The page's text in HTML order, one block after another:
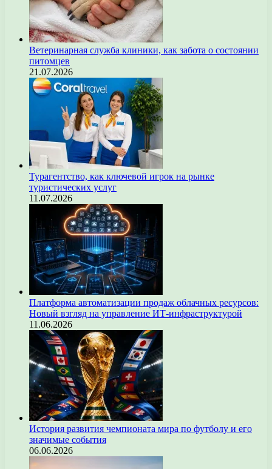
Ветеринарная служба клиники, как забота о состоянии
питомцев
21.07.2026
Турагентство, как ключевой игрок на рынке
туристических услуг
11.07.2026
Платформа автоматизации продаж облачных ресурсов:
Новый взгляд на управление ИТ-инфраструктурой
11.06.2026
История развития чемпионата мира по футболу и его
значимые события
06.06.2026